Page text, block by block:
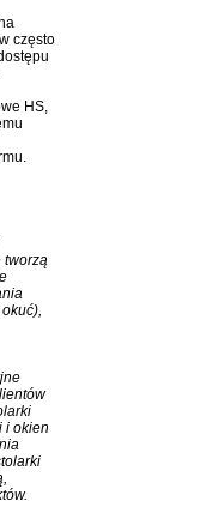
często
HS,
tworzą
i okien